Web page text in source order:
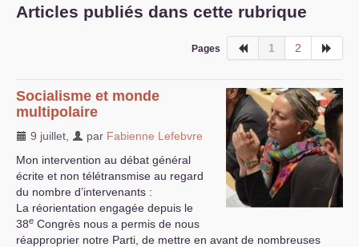
Articles publiés dans cette rubrique
Pages 1 2
Socialisme et monde
multipolaire
9 juillet par Fabienne Lefebvre
Mon intervention au débat général
écrite et non télétransmise au regard
du nombre d’intervenants :
La réorientation engagée depuis le
38e Congrès nous a permis de nous
réapproprier notre Parti, de mettre en avant de nombreuses